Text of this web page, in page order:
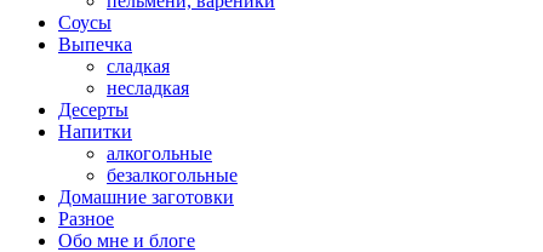
Соусы
Выпечка
сладкая
несладкая
Десерты
Напитки
алкогольные
безалкогольные
Домашние заготовки
Разное
Обо мне и блоге